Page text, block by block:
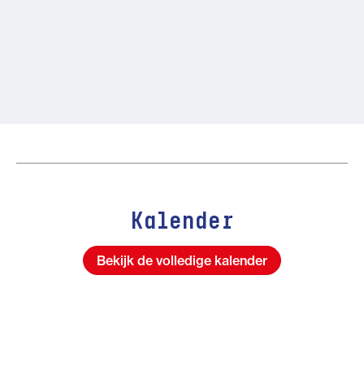
Kalender
Bekijk de volledige kalender